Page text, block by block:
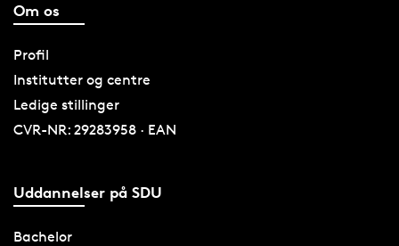
Om os
Profil
Institutter og centre
Ledige stillinger
CVR-NR: 29283958 · EAN
Uddannelser på SDU
Bachelor